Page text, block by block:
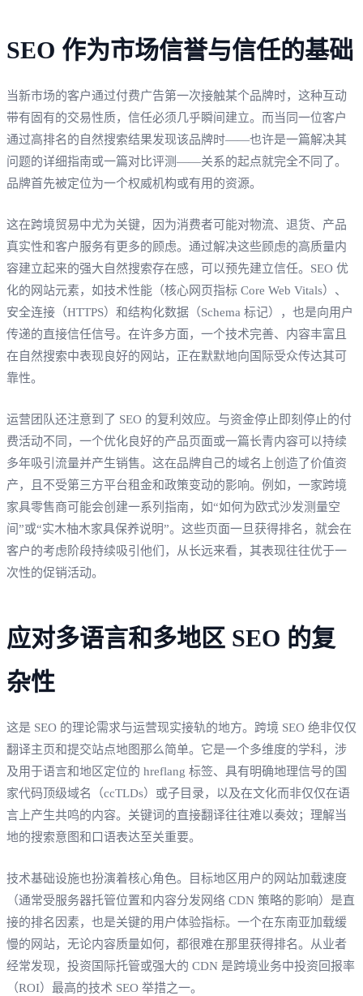
SEO 作为市场信誉与信任的基础
当新市场的客户通过付费广告第一次接触某个品牌时，这种互动
带有固有的交易性质，信任必须几乎瞬间建立。而当同一位客户
通过高排名的自然搜索结果发现该品牌时——也许是一篇解决其
问题的详细指南或一篇对比评测——关系的起点就完全不同了。
品牌首先被定位为一个权威机构或有用的资源。
这在跨境贸易中尤为关键，因为消费者可能对物流、退货、产品
真实性和客户服务有更多的顾虑。通过解决这些顾虑的高质量内
容建立起来的强大自然搜索存在感，可以预先建立信任。SEO 优
化的网站元素，如技术性能（核心网页指标 Core Web Vitals）、
安全连接（HTTPS）和结构化数据（Schema 标记），也是向用户
传递的直接信任信号。在许多方面，一个技术完善、内容丰富且
在自然搜索中表现良好的网站，正在默默地向国际受众传达其可
靠性。
运营团队还注意到了 SEO 的复利效应。与资金停止即刻停止的付
费活动不同，一个优化良好的产品页面或一篇长青内容可以持续
多年吸引流量并产生销售。这在品牌自己的域名上创造了价值资
产，且不受第三方平台租金和政策变动的影响。例如，一家跨境
家具零售商可能会创建一系列指南，如“如何为欧式沙发测量空
间”或“实木柚木家具保养说明”。这些页面一旦获得排名，就会在
客户的考虑阶段持续吸引他们，从长远来看，其表现往往优于一
次性的促销活动。
应对多语言和多地区 SEO 的复
杂性
这是 SEO 的理论需求与运营现实接轨的地方。跨境 SEO 绝非仅仅
翻译主页和提交站点地图那么简单。它是一个多维度的学科，涉
及用于语言和地区定位的 hreflang 标签、具有明确地理信号的国
家代码顶级域名（ccTLDs）或子目录，以及在文化而非仅仅在语
言上产生共鸣的内容。关键词的直接翻译往往难以奏效；理解当
地的搜索意图和口语表达至关重要。
技术基础设施也扮演着核心角色。目标地区用户的网站加载速度
（通常受服务器托管位置和内容分发网络 CDN 策略的影响）是直
接的排名因素，也是关键的用户体验指标。一个在东南亚加载缓
慢的网站，无论内容质量如何，都很难在那里获得排名。从业者
经常发现，投资国际托管或强大的 CDN 是跨境业务中投资回报率
（ROI）最高的技术 SEO 举措之一。